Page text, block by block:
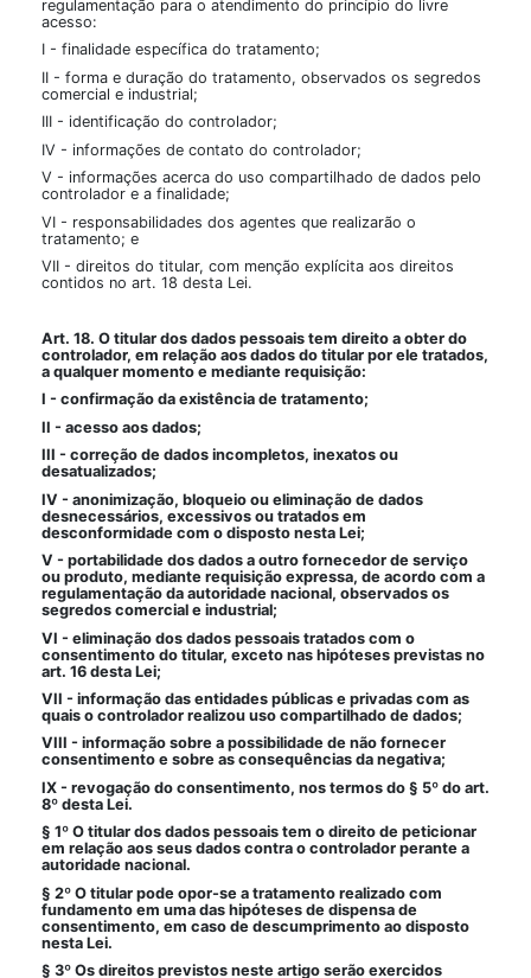
regulamentação para o atendimento do princípio do livre
acesso:
I - finalidade específica do tratamento;
II - forma e duração do tratamento, observados os segredos
comercial e industrial;
III - identificação do controlador;
IV - informações de contato do controlador;
V - informações acerca do uso compartilhado de dados pelo
controlador e a finalidade;
VI - responsabilidades dos agentes que realizarão o
tratamento; e
VII - direitos do titular, com menção explícita aos direitos
contidos no art. 18 desta Lei.
Art. 18. O titular dos dados pessoais tem direito a obter do
controlador, em relação aos dados do titular por ele tratados,
a qualquer momento e mediante requisição:
I - confirmação da existência de tratamento;
II - acesso aos dados;
III - correção de dados incompletos, inexatos ou
desatualizados;
IV - anonimização, bloqueio ou eliminação de dados
desnecessários, excessivos ou tratados em
desconformidade com o disposto nesta Lei;
V - portabilidade dos dados a outro fornecedor de serviço
ou produto, mediante requisição expressa, de acordo com a
regulamentação da autoridade nacional, observados os
segredos comercial e industrial;
VI - eliminação dos dados pessoais tratados com o
consentimento do titular, exceto nas hipóteses previstas no
art. 16 desta Lei;
VII - informação das entidades públicas e privadas com as
quais o controlador realizou uso compartilhado de dados;
VIII - informação sobre a possibilidade de não fornecer
consentimento e sobre as consequências da negativa;
IX - revogação do consentimento, nos termos do § 5º do art.
8º desta Lei.
§ 1º O titular dos dados pessoais tem o direito de peticionar
em relação aos seus dados contra o controlador perante a
autoridade nacional.
§ 2º O titular pode opor-se a tratamento realizado com
fundamento em uma das hipóteses de dispensa de
consentimento, em caso de descumprimento ao disposto
nesta Lei.
§ 3º Os direitos previstos neste artigo serão exercidos